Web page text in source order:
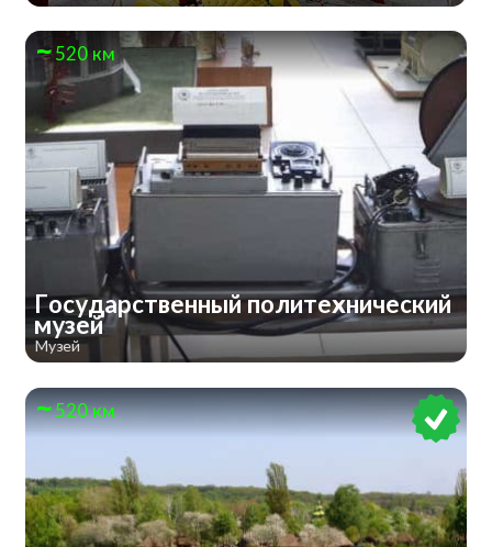
520 км
Государственный политехнический
музей
Музей
520 км